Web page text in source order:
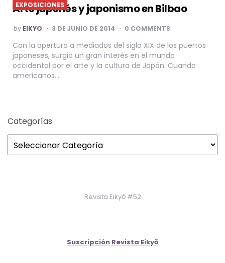
EXPOSICIONES
Arte japonés y japonismo en Bilbao
POSTED
BY
by EIKYO 3 DE JUNIO DE 2014 0 COMMENTS
Con la apertura a mediados del siglo XIX de los puertos
japoneses, surgió un gran interés en el mundo
occidental por el arte y la cultura de Japón. Cuando
americanos…
Categorías
Revista Eikyō #52
Suscripción Revista Eikyō